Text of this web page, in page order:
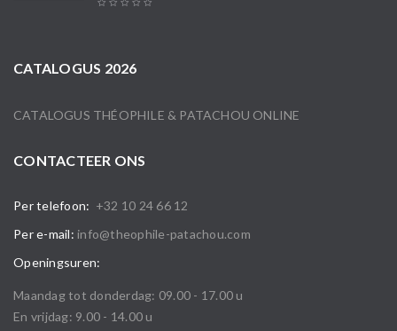
CATALOGUS 2026
CATALOGUS THÉOPHILE & PATACHOU ONLINE
CONTACTEER ONS
Per telefoon: +32 10 24 66 12
Per e-mail: info@theophile-patachou.com
Openingsuren:
Maandag tot donderdag: 09.00 - 17.00 u
En vrijdag: 9.00 - 14.00 u